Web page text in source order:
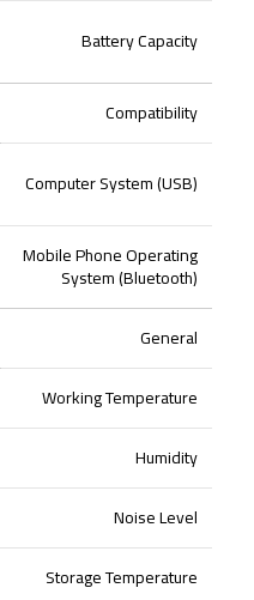
Battery Capacity
Compatibility
Computer System (USB)
Mobile Phone Operating
System (Bluetooth)
General
Working Temperature
Humidity
Noise Level
Storage Temperature